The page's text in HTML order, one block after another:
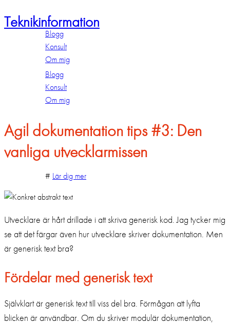
Teknikinformation
Blogg
Konsult
Om mig
Blogg
Konsult
Om mig
Agil dokumentation tips #3: Den
vanliga utvecklarmissen
# Lär dig mer
Utvecklare är hårt drillade i att skriva generisk kod. Jag tycker mig
se att det färgar även hur utvecklare skriver dokumentation. Men
är generisk text bra?
Fördelar med generisk text
Självklart är generisk text till viss del bra. Förmågan att lyfta
blicken är användbar. Om du skriver modulär dokumentation,